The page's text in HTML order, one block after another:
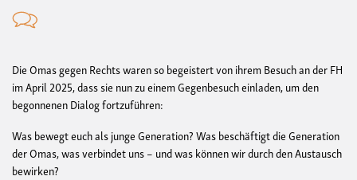
Die Omas gegen Rechts waren so begeistert von ihrem Besuch an der FH
im April 2025, dass sie nun zu einem Gegenbesuch einladen, um den
begonnenen Dialog fortzuführen:
Was bewegt euch als junge Generation? Was beschäftigt die Generation
der Omas, was verbindet uns – und was können wir durch den Austausch
bewirken?